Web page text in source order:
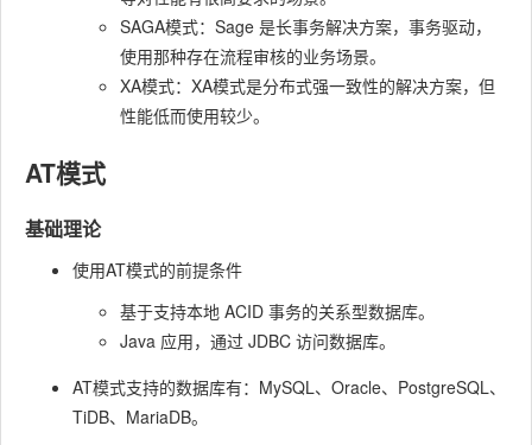
SAGA模式：Sage 是长事务解决方案，事务驱动，
使用那种存在流程审核的业务场景。
XA模式：XA模式是分布式强一致性的解决方案，但
性能低而使用较少。
AT模式
基础理论
使用AT模式的前提条件
基于支持本地 ACID 事务的关系型数据库。
Java 应用，通过 JDBC 访问数据库。
AT模式支持的数据库有：MySQL、Oracle、PostgreSQL、
TiDB、MariaDB。